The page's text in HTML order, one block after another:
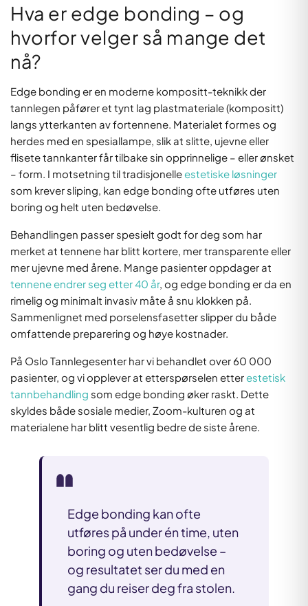
Hva er edge bonding – og
hvorfor velger så mange det
nå?
Edge bonding er en moderne kompositt-teknikk der
tannlegen påfører et tynt lag plastmateriale (kompositt)
langs ytterkanten av fortennene. Materialet formes og
herdes med en spesiallampe, slik at slitte, ujevne eller
flisete tannkanter får tilbake sin opprinnelige – eller ønsket
– form. I motsetning til tradisjonelleestetiske løsninger
som krever sliping, kan edge bonding ofte utføres uten
boring og helt uten bedøvelse.
Behandlingen passer spesielt godt for deg som har
merket at tennene har blitt kortere, mer transparente eller
mer ujevne med årene. Mange pasienter oppdager at
tennene endrer seg etter 40 år, og edge bonding er da en
rimelig og minimalt invasiv måte å snu klokken på.
Sammenlignet med porselensfasetter slipper du både
omfattende preparering og høye kostnader.
På Oslo Tannlegesenter har vi behandlet over 60 000
pasienter, og vi opplever at etterspørselen etterestetisk
tannbehandling som edge bonding øker raskt. Dette
skyldes både sosiale medier, Zoom-kulturen og at
materialene har blitt vesentlig bedre de siste årene.
Edge bonding kan ofte
utføres på under én time, uten
boring og uten bedøvelse –
og resultatet ser du med en
gang du reiser deg fra stolen.